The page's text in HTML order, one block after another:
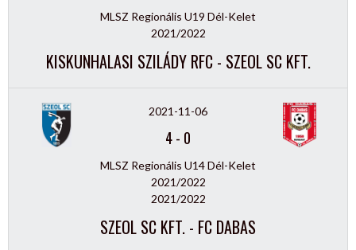
MLSZ Regionális U19 Dél-Kelet
2021/2022
KISKUNHALASI SZILÁDY RFC - SZEOL SC KFT.
2021-11-06
4- 0
MLSZ Regionális U14 Dél-Kelet
2021/2022
2021/2022
SZEOL SC KFT. - FC DABAS